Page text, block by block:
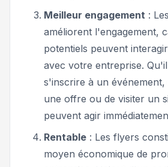
Meilleur engagement :
améliorent l'engagement,
potentiels peuvent
avec votre entreprise.
s'inscrire à un
une offre ou de visiter un
peuvent agir
Rentable : Les flyers
moyen économique de